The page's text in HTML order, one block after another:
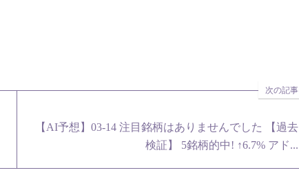
次の記事
【AI予想】03-14 注目銘柄はありませんでした 【過去
検証】 5銘柄的中! ↑6.7% アド...